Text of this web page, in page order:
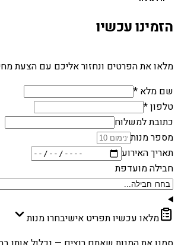
הזמינו עכשיו
מלאו את הפרטים ונחזור אליכם עם הצעת
שם מלא *
טלפון *
כתובת למשלוח
מספר מנות
תאריך האירוע
חבילה מועדפת
מלאו עכשיו תפריט אישיבחרו מנות